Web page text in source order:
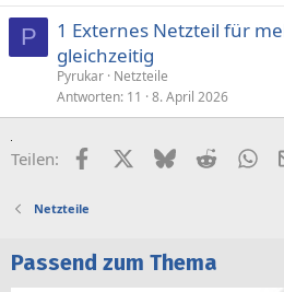
P
1 Externes Netzteil für
gleichzeitig
Pyrukar Netzteile
Antworten 11 8. April 2026
Teilen: FacebookX (Twitter)
BlueskyReddit
Netzteile
Passend zum Thema